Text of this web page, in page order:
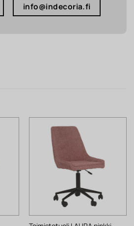
info@indecoria.fi